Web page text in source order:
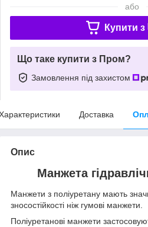
або
Купити з
Що таке купити з Пром?
Замовлення під захистом
Доставка
Опис
Манжета
Манжети з поліуретану мають
зносостійкості ніж гумові манжети.
Поліуретанові манжети